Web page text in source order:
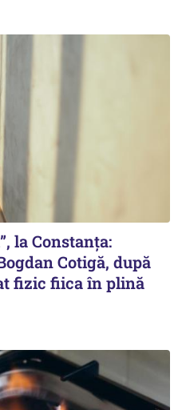
la Constanța:
Cotigă, după
fizic fiica în plină